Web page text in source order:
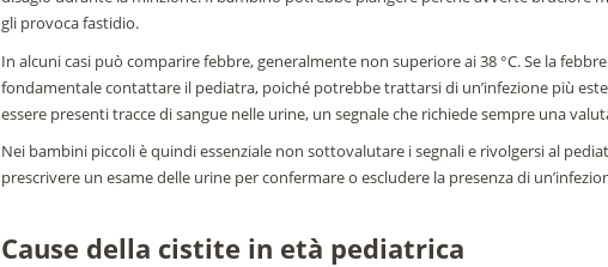
gli provoca fastidio.
In alcuni casi può comparire febbre, generalmente non superiore ai 38 °C. Se la
fondamentale contattare il pediatra, poiché potrebbe trattarsi di un’infezione più
essere presenti tracce di sangue nelle urine, un segnale che richiede sempre una
Nei bambini piccoli è quindi essenziale non sottovalutare i segnali e rivolgersi al
prescrivere un esame delle urine per confermare o escludere la presenza di
Cause della cistite in età pediatrica